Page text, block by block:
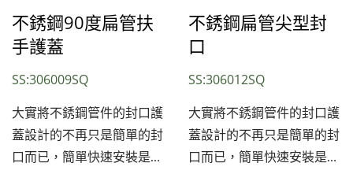
不銹鋼90度扁管扶
手護蓋
SS:306009SQ
大實將不銹鋼管件的封口護
蓋設計的不再只是簡單的封
口而已，簡單快速安裝是最
不銹鋼扁管尖型封
口
SS:306012SQ
大實將不銹鋼管件的封口護
蓋設計的不再只是簡單的封
口而已，簡單快速安裝是最